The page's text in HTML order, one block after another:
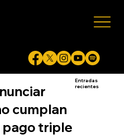
cumplan
pago triple
Entradas
recientes